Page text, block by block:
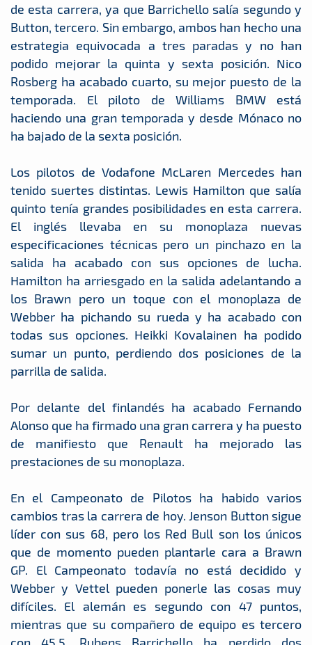
de esta carrera, ya que Barrichello salía segundo y
Button, tercero. Sin embargo, ambos han hecho una
estrategia equivocada a tres paradas y no han
podido mejorar la quinta y sexta posición. Nico
Rosberg ha acabado cuarto, su mejor puesto de la
temporada. El piloto de Williams BMW está
haciendo una gran temporada y desde Mónaco no
ha bajado de la sexta posición.
Los pilotos de Vodafone McLaren Mercedes han
tenido suertes distintas. Lewis Hamilton que salía
quinto tenía grandes posibilidades en esta carrera.
El inglés llevaba en su monoplaza nuevas
especificaciones técnicas pero un pinchazo en la
salida ha acabado con sus opciones de lucha.
Hamilton ha arriesgado en la salida adelantando a
los Brawn pero un toque con el monoplaza de
Webber ha pichando su rueda y ha acabado con
todas sus opciones. Heikki Kovalainen ha podido
sumar un punto, perdiendo dos posiciones de la
parrilla de salida.
Por delante del finlandés ha acabado Fernando
Alonso que ha firmado una gran carrera y ha puesto
de manifiesto que Renault ha mejorado las
prestaciones de su monoplaza.
En el Campeonato de Pilotos ha habido varios
cambios tras la carrera de hoy. Jenson Button sigue
líder con sus 68, pero los Red Bull son los únicos
que de momento pueden plantarle cara a Brawn
GP. El Campeonato todavía no está decidido y
Webber y Vettel pueden ponerle las cosas muy
difíciles. El alemán es segundo con 47 puntos,
mientras que su compañero de equipo es tercero